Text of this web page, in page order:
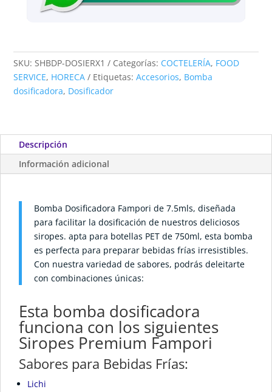
SKU:SHBDP-DOSIERX1 Categorías: COCTELERÍA, FOOD
SERVICE, HORECA Etiquetas:Accesorios, Bomba
dosificadora, Dosificador
Descripción
Información adicional
Bomba Dosificadora Fampori de 7.5mls, diseñada
para facilitar la dosificación de nuestros deliciosos
siropes. apta para botellas PET de 750ml, esta bomba
es perfecta para preparar bebidas frías irresistibles.
Con nuestra variedad de sabores, podrás deleitarte
con combinaciones únicas:
Esta bomba dosificadora
funciona con los siguientes
Siropes Premium Fampori
Sabores para Bebidas Frías:
Lichi